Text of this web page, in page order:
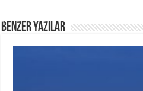
Benzer Yazılar